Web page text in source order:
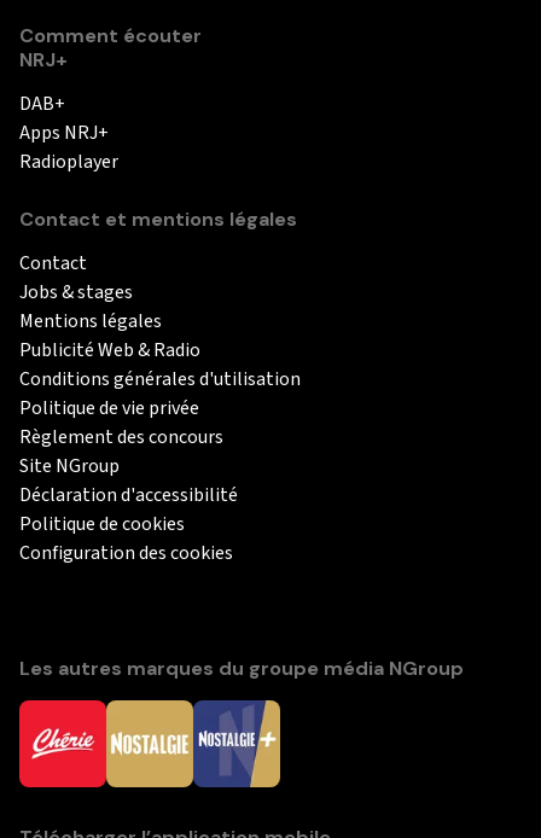
Comment écouter
NRJ+
DAB+
Apps NRJ+
Radioplayer
Contact et mentions légales
Contact
Jobs & stages
Mentions légales
Publicité Web & Radio
Conditions générales d'utilisation
Politique de vie privée
Règlement des concours
Site NGroup
Déclaration d'accessibilité
Politique de cookies
Configuration des cookies
Les autres marques du groupe média NGroup